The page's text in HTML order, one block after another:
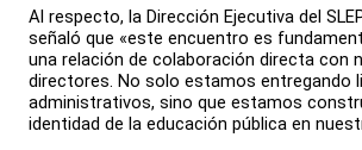
Al respecto, la Dirección Ejecutiva del
señaló que «este encuentro es
una relación de colaboración directa con
directores. No solo estamos entregando
administrativos, sino que estamos
identidad de la educación pública en